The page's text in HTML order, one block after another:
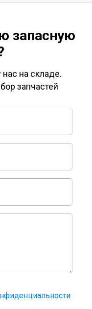
запасную
нас на складе.
запчастей